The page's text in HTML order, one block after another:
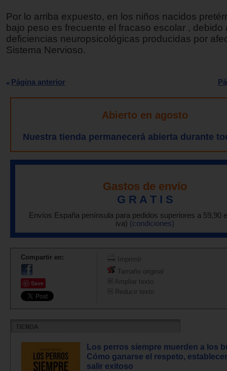
Por lo arriba expuesto, en los niños nacidos
bajo peso es frecuente el fracaso escolar , debido
deficiencias neuropsicológicas producidas por
Sistema Nervioso.
Página anterior
Abierto en agosto
Nuestra tienda permanecerá abierta durante
Gastos de envío
G R A T I S
Envíos España península para pedidos superiores a 59,90
iva) (condiciones)
Compartir en:
Save
Imprimir
Tamaño original
Ampliar texto
Reducir texto
Los perros siempre muerden a los
Cómo ganarse el respeto,
salir exitoso